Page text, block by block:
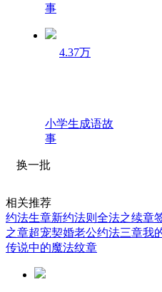
事
4.37万
小学生成语故
事
换一批
相关推荐
约法生章新约法则 全法之续章
之章超宠契婚老公约法三章我
传说中的魔法纹章